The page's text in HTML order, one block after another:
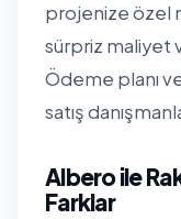
projenize özel
sürpriz maliyet
Ödeme planı
satış
Albero ile
Farklar